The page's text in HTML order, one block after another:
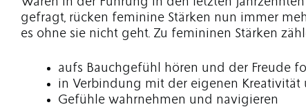
gefragt, rücken feminine Stärken nun immer
es ohne sie nicht geht. Zu femininen Stärken
aufs Bauchgefühl hören und der Freude
in Verbindung mit der eigenen
Gefühle wahrnehmen und navigieren